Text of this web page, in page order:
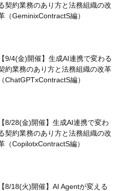
契約業務のあり方と法務組織の改
（GeminixContractS編）
【9/4(金)開催】生成AI連携で変わる
約業務のあり方と法務組織の改革
（ChatGPTxContractS編）
【8/28(金)開催】生成AI連携で変わ
契約業務のあり方と法務組織の改
（CopilotxContractS編）
【8/18(火)開催】AI Agentが変える